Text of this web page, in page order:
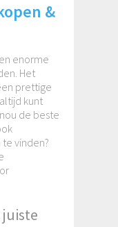
&
enorme
Het
prettige
kunt
de beste
vinden?